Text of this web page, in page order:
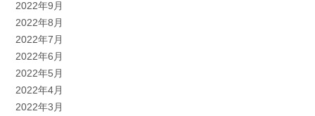
2022年9月
2022年8月
2022年7月
2022年6月
2022年5月
2022年4月
2022年3月